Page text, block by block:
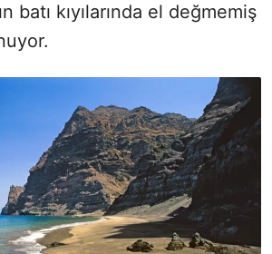
batı kıyılarında el değmemiş